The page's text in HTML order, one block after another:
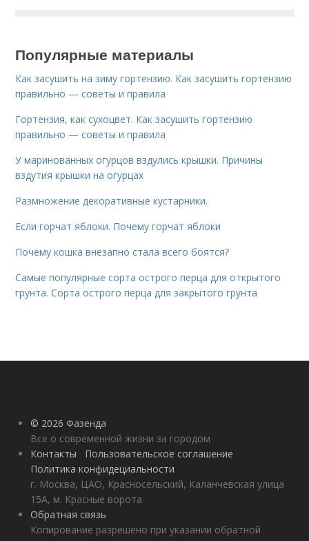
Популярные материалы
Как засушить на зиму гортензию. Как засушить гортензию
правильно — советы и правила
Гортензия, как сухоцвет. Как засушить гортензию
правильно — советы и правила
У маринованных огурцов вздулись крышки. Причины
вздутия крышки на огурцах
Размножение декоративные кустарники.
Если горчат яблоки. Почему горчат яблоки
Почему кошка внезапно стала всего боятся?
Самые популярные сорта острого перца для открытого
грунта. Сорта острого перца для закрытого грунта
© 2026 Фазенда
Все о современной жизни за городом
Контакты
Пользовательское соглашение
Политика конфидециальности
г. Москва, ЦАО, Красносельский, Каланчевская улица
15А, м. Красные ворота
Обратная связь
Копирование разрешено при указании обратной